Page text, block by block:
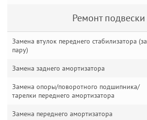
Ремонт подвески
Замена втулок переднего стабилизатора (за
пару)
Замена заднего амортизатора
Замена опоры/поворотного подшипника/
тарелки переднего амортизатора
Замена переднего амортизатора